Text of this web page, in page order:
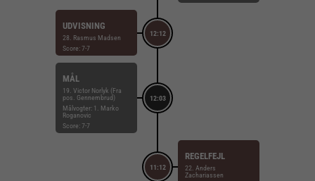
12:12
UDVISNING
28. Rasmus Madsen
Score: 7-7
12:03
MÅL
19. Victor Norlyk (Fra
pos. Gennembrud)
Målvogter: 1. Marko
Roganovic
Score: 7-7
11:12
REGELFEJL
22. Anders
Zachariassen